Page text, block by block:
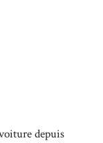
depuis